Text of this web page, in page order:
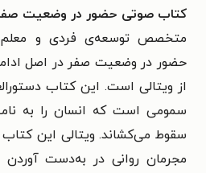
کتاب صوتی حضور در وضعیت
متخصص توسعه‌ی فردی و معلم
حضور در وضعیت صفر در اصل
از ویتالی است. این کتاب
سمومی است که انسان را به
سقوط می‌کشاند. ویتالی این کتاب
مجرمان روانی در به‌دست